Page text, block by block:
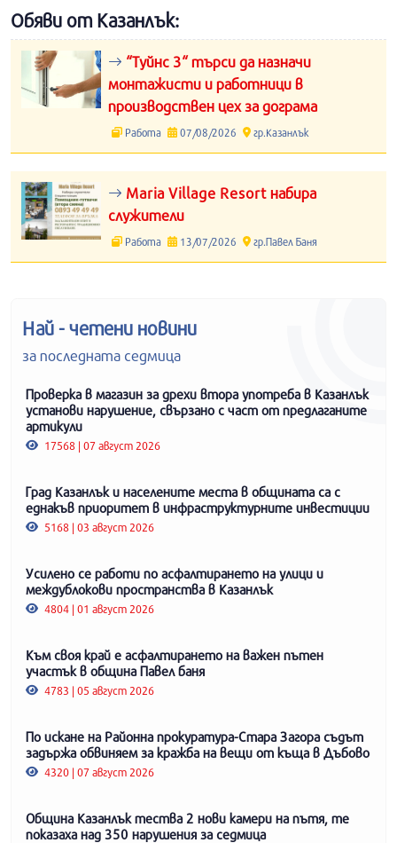
Обяви от Казанлък:
“Туйнс 3“ търси да назначи
монтажисти и работници в
производствен цех за дограма
Работа 07/08/2026 гр.Казанлък
Maria Village Resort набира
служители
Работа 13/07/2026 гр.Павел Баня
Най - четени новини
за последната седмица
Проверка в магазин за дрехи втора употреба в Казанлък
установи нарушение, свързано с част от предлаганите
артикули
17568 | 07 август 2026
Град Казанлък и населените места в общината са с
еднакъв приоритет в инфраструктурните инвестиции
5168 | 03 август 2026
Усилено се работи по асфалтирането на улици и
междублокови пространства в Казанлък
4804 | 01 август 2026
Към своя край е асфалтирането на важен пътен
участък в община Павел баня
4783 | 05 август 2026
По искане на Районна прокуратура-Стара Загора съдът
задържа обвиняем за кражба на вещи от къща в Дъбово
4320 | 07 август 2026
Община Казанлък тества 2 нови камери на пътя, те
показаха над 350 нарушения за седмица